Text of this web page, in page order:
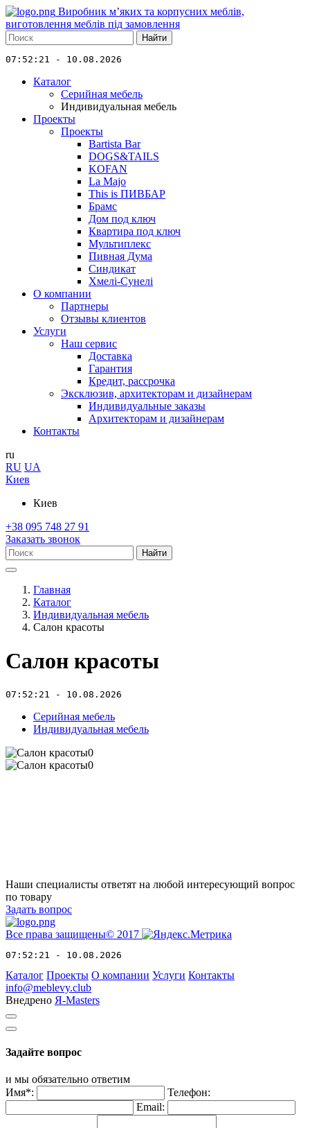
Виробник м’яких та корпусних меблів,
виготовлення меблів під замовлення
Найти
07:52:21 - 10.08.2026
Каталог
Серийная мебель
Индивидуальная мебель
Проекты
Проекты
Bartista Bar
DOGS&TAILS
KOFAN
La Majo
This is ПИВБАР
Брамс
Дом под ключ
Квартира под ключ
Мультиплекс
Пивная Дума
Синдикат
Хмелі-Сунелі
О компании
Партнеры
Отзывы клиентов
Услуги
Наш сервис
Доставка
Гарантия
Кредит, рассрочка
Эксклюзив, архитекторам и дизайнерам
Индивидуальные заказы
Архитекторам и дизайнерам
Контакты
ru
RU UA
Киев
Киев
+38 095 748 27 91
Заказать звонок
Найти
Главная
Каталог
Индивидуальная мебель
Салон красоты
Салон красоты
07:52:21 - 10.08.2026
Серийная мебель
Индивидуальная мебель
Наши специалисты ответят на любой интересующий вопрос
по товару
Задать вопрос
Все права защищены© 2017
07:52:21 - 10.08.2026
Каталог Проекты О компании Услуги Контакты
info@meblevy.club
Внедрено Я-Masters
Задайте вопрос
и мы обязательно ответим
Имя*:
Телефон:
Email: